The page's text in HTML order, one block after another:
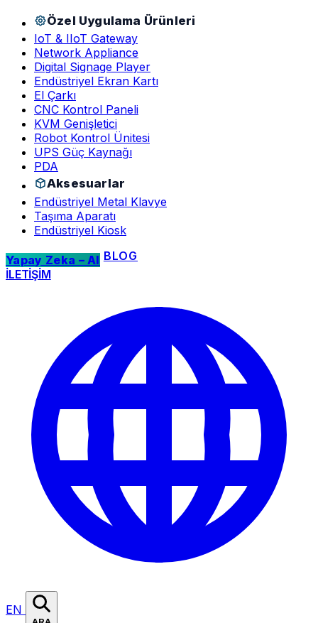
Özel Uygulama Ürünleri
IoT & IIoT Gateway
Network Appliance
Digital Signage Player
Endüstriyel Ekran Kartı
El Çarkı
CNC Kontrol Paneli
KVM Genişletici
Robot Kontrol Ünitesi
UPS Güç Kaynağı
PDA
Aksesuarlar
Endüstriyel Metal Klavye
Taşıma Aparatı
Endüstriyel Kiosk
Yapay Zeka – AI BLOG
İLETİŞİM
EN